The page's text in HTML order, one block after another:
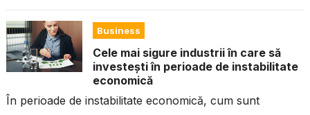
Business
Cele mai sigure industrii în care să
investești în perioade de instabilitate
economică
În perioade de instabilitate economică, cum sunt